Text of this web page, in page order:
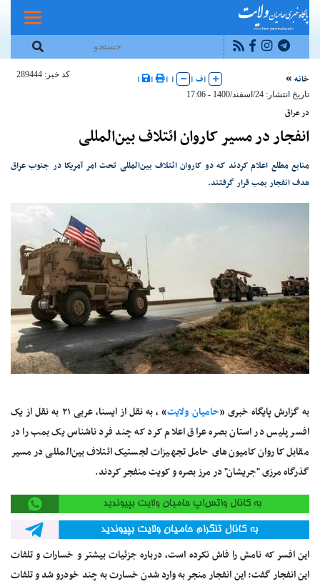
خانه |ف |
|
|
|
|
کد خبر: 289444
تاریخ انتشار: 24/اسفند/1400 - 17:06
در عراق
انفجار در مسیر کاروان ائتلاف بین‌المللی
منابع مطلع اعلام کردند که دو کاروان ائتلاف بین‌المللی تحت امر آمریکا در جنوب عراق
هدف انفجار بمب قرار گرفتند.
به گزارش پایگاه خبری «حامیان ولایت
» ، به نقل از ایسنا، عربی ۲۱ به نقل از یک
افسر پلیس در استان بصره عراق اعلام کرد که چند فرد ناشناس یک بمب را در
مقابل کاروان کامیون‌های حامل تجهیزات لجستیک ائتلاف بین‌المللی در مسیر
گذرگاه مرزی "جریشان" در مرز بصره و کویت منفجر کردند.
این افسر که نامش را فاش نکرده است، درباره جزئیات بیشتر و خسارات و تلفات
این انفجار گفت: این انفجار منجر به وارد شدن خسارت به چند خودرو شد و تلفات